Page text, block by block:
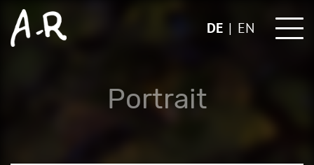
Skip
content
DE EN
Portrait